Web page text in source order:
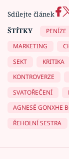
Sdílejte článek
ŠTÍTKY
PENÍZE
MARKETING
SEKT
KRITIKA
KONTROVERZE
SVATOŘEČENÍ
AGNESË GONXHE
ŘEHOLNÍ SESTRA